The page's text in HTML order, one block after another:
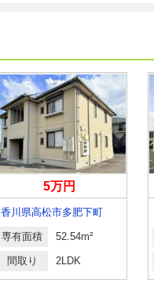
5万円
香川県高松市多肥下町
専有面積 52.54m²
間取り 2LDK